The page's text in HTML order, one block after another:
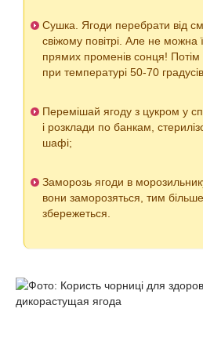
Сушка. Ягоди перебрати від
свіжому повітрі. Але не можна
прямих променів сонця!
при температурі 50-70
Перемішай ягоду з цукром у
і розклади по банкам,
шафі;
Заморозь ягоди в
вони заморозяться, тим більше
збережеться.